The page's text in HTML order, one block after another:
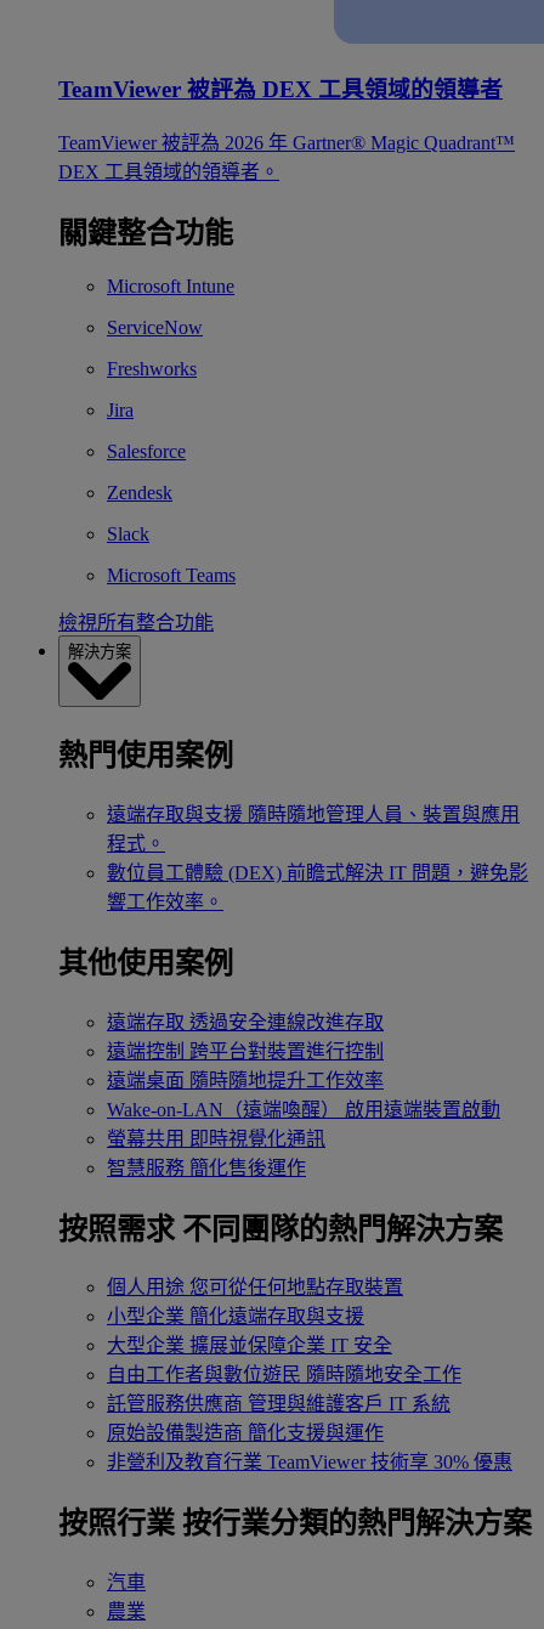
TeamViewer 被評為 DEX 工具領域的領導者
TeamViewer 被評為 2026 年 Gartner® Magic Quadrant™
DEX 工具領域的領導者。
關鍵整合功能
Microsoft Intune
ServiceNow
Freshworks
Jira
Salesforce
Zendesk
Slack
Microsoft Teams
檢視所有整合功能
解決方案
熱門使用案例
遠端存取與支援 隨時隨地管理人員、裝置與應用
程式。
數位員工體驗 (DEX) 前瞻式解決 IT 問題，避免影
響工作效率。
其他使用案例
遠端存取 透過安全連線改進存取
遠端控制 跨平台對裝置進行控制
遠端桌面 隨時隨地提升工作效率
Wake-on-LAN（遠端喚醒）
啟用遠端裝置啟動
螢幕共用 即時視覺化通訊
智慧服務 簡化售後運作
按照需求 不同團隊的熱門解決方案
個人用途 您可從任何地點存取裝置
小型企業 簡化遠端存取與支援
大型企業 擴展並保障企業 IT 安全
自由工作者與數位遊民 隨時隨地安全工作
託管服務供應商 管理與維護客戶 IT 系統
原始設備製造商 簡化支援與運作
非營利及教育行業 TeamViewer 技術享 30% 優惠
按照行業 按行業分類的熱門解決方案
汽車
農業